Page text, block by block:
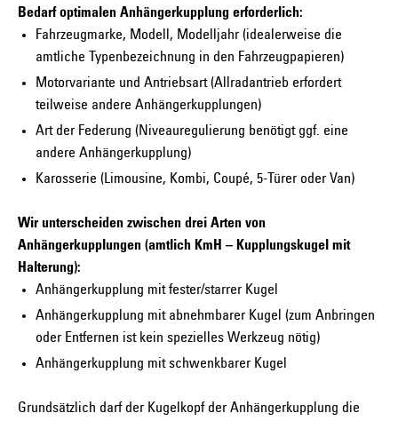
Bedarf optimalen Anhängerkupplung erforderlich:
Fahrzeugmarke, Modell, Modelljahr (idealerweise die
amtliche Typenbezeichnung in den Fahrzeugpapieren)
Motorvariante und Antriebsart (Allradantrieb erfordert
teilweise andere Anhängerkupplungen)
Art der Federung (Niveauregulierung benötigt ggf. eine
andere Anhängerkupplung)
Karosserie (Limousine, Kombi, Coupé, 5-Türer oder Van)
Wir unterscheiden zwischen drei Arten von
Anhängerkupplungen (amtlich KmH – Kupplungskugel mit
Halterung):
Anhängerkupplung mit fester/starrer Kugel
Anhängerkupplung mit abnehmbarer Kugel (zum Anbringen
oder Entfernen ist kein spezielles Werkzeug nötig)
Anhängerkupplung mit schwenkbarer Kugel
Grundsätzlich darf der Kugelkopf der Anhängerkupplung die